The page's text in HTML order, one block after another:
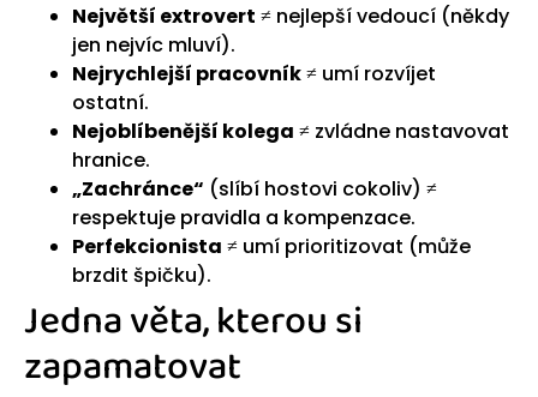
Největší extrovert ≠ nejlepší vedoucí (někdy
jen nejvíc mluví).
Nejrychlejší pracovník≠ umí rozvíjet
ostatní.
Nejoblíbenější kolega ≠ zvládne nastavovat
hranice.
„Zachránce“ (slíbí hostovi cokoliv) ≠
respektuje pravidla a kompenzace.
Perfekcionista ≠ umí prioritizovat (může
brzdit špičku).
Jedna věta, kterou si
zapamatovat